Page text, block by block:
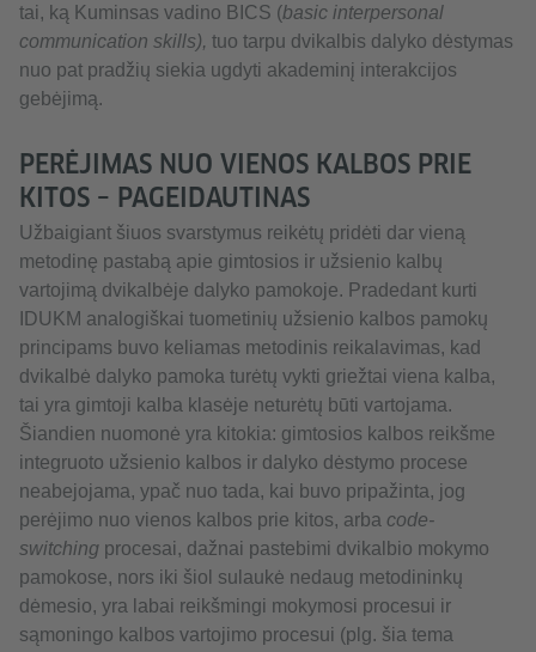
tai, ką Kuminsas vadino BICS (basic interpersonal
communication skills), tuo tarpu dvikalbis dalyko dėstymas
nuo pat pradžių siekia ugdyti akademinį interakcijos
gebėjimą.
PERĖJIMAS NUO VIENOS KALBOS PRIE
KITOS – PAGEIDAUTINAS
Užbaigiant šiuos svarstymus reikėtų pridėti dar vieną
metodinę pastabą apie gimtosios ir užsienio kalbų
vartojimą dvikalbėje dalyko pamokoje. Pradedant kurti
IDUKM analogiškai tuometinių užsienio kalbos pamokų
principams buvo keliamas metodinis reikalavimas, kad
dvikalbė dalyko pamoka turėtų vykti griežtai viena kalba,
tai yra gimtoji kalba klasėje neturėtų būti vartojama.
Šiandien nuomonė yra kitokia: gimtosios kalbos reikšme
integruoto užsienio kalbos ir dalyko dėstymo procese
neabejojama, ypač nuo tada, kai buvo pripažinta, jog
perėjimo nuo vienos kalbos prie kitos, arba code-
switching procesai, dažnai pastebimi dvikalbio mokymo
pamokose, nors iki šiol sulaukė nedaug metodininkų
dėmesio, yra labai reikšmingi mokymosi procesui ir
sąmoningo kalbos vartojimo procesui (plg. šia tema